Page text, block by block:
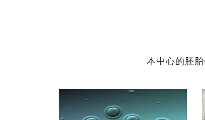
本中心的胚